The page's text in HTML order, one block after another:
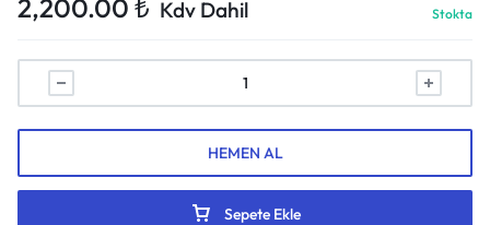
2,200.00 ₺ Kdv Dahil Stokta
Sepete Ekle
HEMEN AL